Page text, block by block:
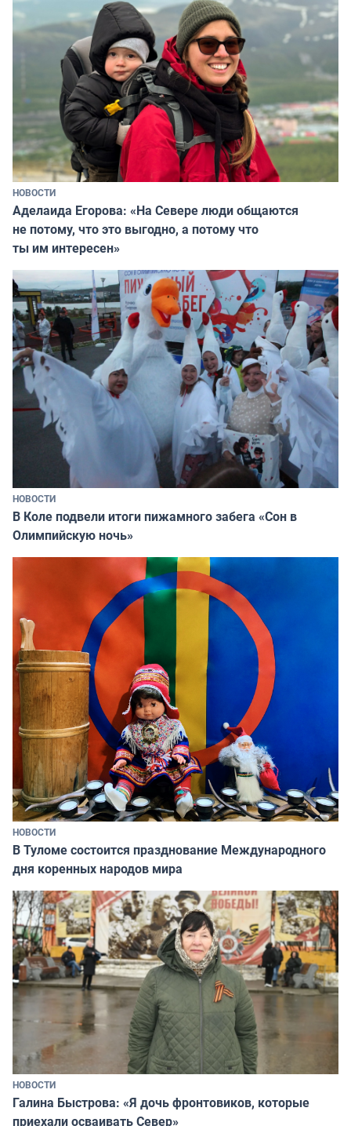
НОВОСТИ
Аделаида Егорова: «На Севере люди общаются
не потому, что это выгодно, а потому что
ты им интересен»
НОВОСТИ
В Коле подвели итоги пижамного забега «Сон в
Олимпийскую ночь»
НОВОСТИ
В Туломе состоится празднование Международного
дня коренных народов мира
НОВОСТИ
Галина Быстрова: «Я дочь фронтовиков, которые
приехали осваивать Север»